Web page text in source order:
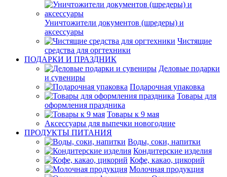
Уничтожители документов (шредеры) и
аксессуары
Чистящие
средства для оргтехники
ПОДАРКИ И ПРАЗДНИК
Деловые подарки
и сувениры
Подарочная упаковка
Товары для
оформления праздника
Товары к 9 мая
Аксессуары для выпечки новогодние
ПРОДУКТЫ ПИТАНИЯ
Воды, соки, напитки
Кондитерские изделия
Кофе, какао, цикорий
Молочная продукция